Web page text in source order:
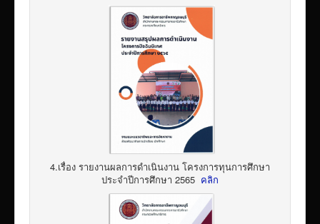
4.เรื่อง รายงานผลการดำเนินงาน โครงการทุนการศึกษา
ประจำปีการศึกษา 2565 คลิก